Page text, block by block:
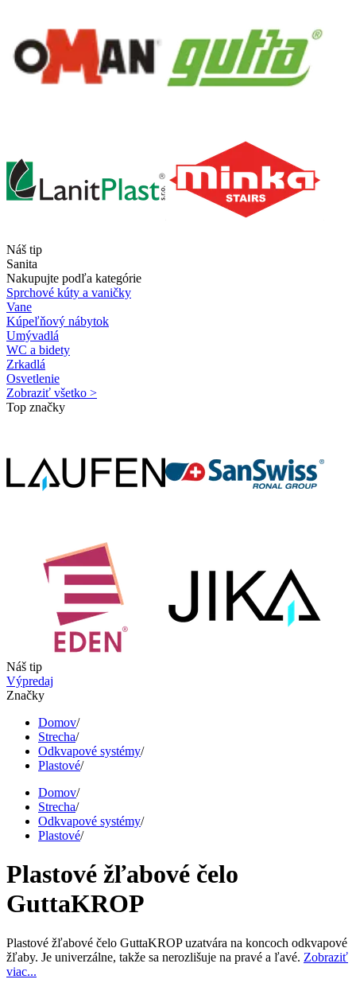
Náš tip
Sanita
Nakupujte podľa kategórie
Sprchové kúty a vaničky
Vane
Kúpeľňový nábytok
Umývadlá
WC a bidety
Zrkadlá
Osvetlenie
Zobraziť všetko >
Top značky
Náš tip
Výpredaj
Značky
Domov/
Strecha/
Odkvapové systémy/
Plastové/
Domov/
Strecha/
Odkvapové systémy/
Plastové/
Plastové žľabové čelo
GuttaKROP
Plastové žľabové čelo GuttaKROP uzatvára na koncoch odkvapové
žľaby. Je univerzálne, takže sa nerozlišuje na pravé a ľavé. Zobraziť
viac...